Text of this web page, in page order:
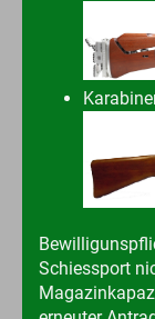
Schiessport